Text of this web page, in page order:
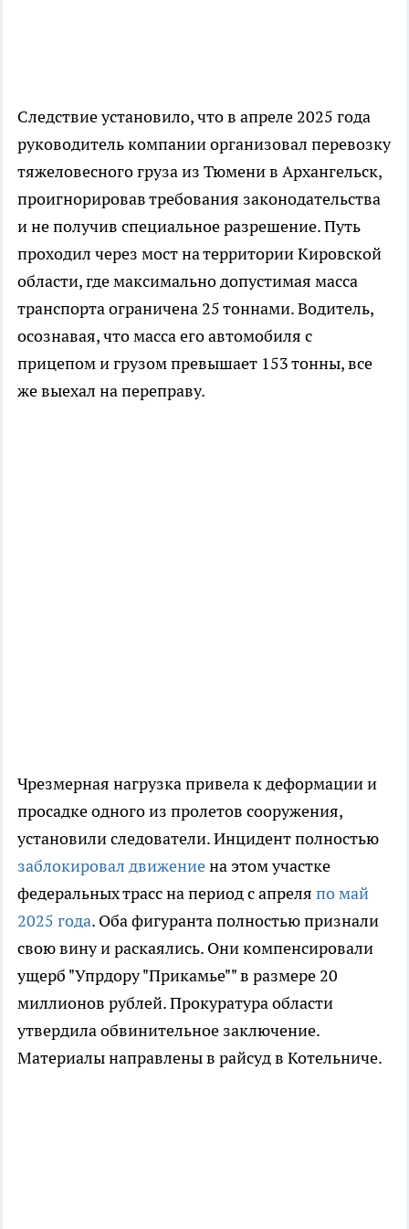
Следствие установило, что в апреле 2025 года
руководитель компании организовал перевозку
тяжеловесного груза из Тюмени в Архангельск,
проигнорировав требования законодательства
и не получив специальное разрешение. Путь
проходил через мост на территории Кировской
области, где максимально допустимая масса
транспорта ограничена 25 тоннами. Водитель,
осознавая, что масса его автомобиля с
прицепом и грузом превышает 153 тонны, все
же выехал на переправу.
Чрезмерная нагрузка привела к деформации и
просадке одного из пролетов сооружения,
установили следователи. Инцидент полностью
заблокировал движениена этом участке
федеральных трасс на период с апреля по май
2025 года. Оба фигуранта полностью признали
свою вину и раскаялись. Они компенсировали
ущерб "Упрдору "Прикамье"" в размере 20
миллионов рублей. Прокуратура области
утвердила обвинительное заключение.
Материалы направлены в райсуд в Котельниче.